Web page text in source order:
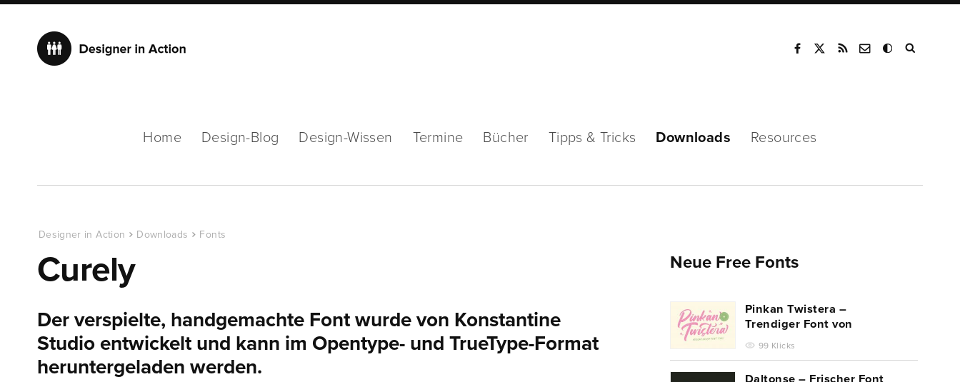
Home Design-Blog Design-Wissen Termine Bücher Tipps & Tricks Downloads Resources
Designer in Action Downloads Fonts
Curely
Der verspielte, handgemachte Font wurde von Konstantine
Studio entwickelt und kann im Opentype- und TrueType-Format
heruntergeladen werden.
Neue Free Fonts
Pinkan Twistera –
Trendiger Font von
TimelessType
99 Klicks
Daltonse – Frischer Font